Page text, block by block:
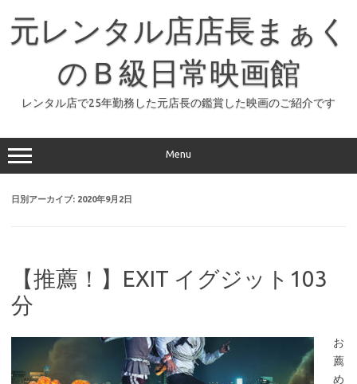
元レンタル店店長まぁく
のＢ級日常映画館
レンタル店で25年勤務した元店長の鑑賞した映画のご紹介です
Menu
日別アーカイブ: 2020年9月2日
【推薦！】EXIT イグジット103
分
お
薦
め